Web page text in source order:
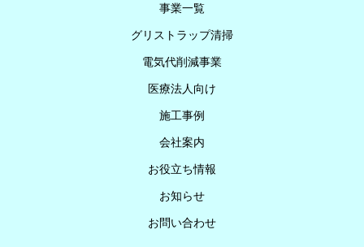
事業一覧
グリストラップ清掃
電気代削減事業
医療法人向け
施工事例
会社案内
お役立ち情報
お知らせ
お問い合わせ